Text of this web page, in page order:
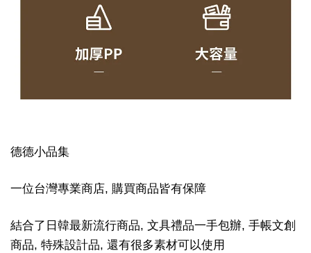
德德小品集
一位台灣專業商店, 購買商品皆有保障
結合了日韓最新流行商品, 文具禮品一手包辦, 手帳文創
商品, 特殊設計品, 還有很多素材可以使用